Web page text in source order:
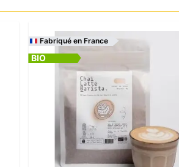
Fabriqué en France
BIO
Les conditionnements disponibles :